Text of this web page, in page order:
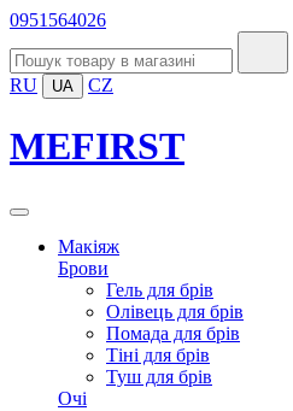
0951564026
RU UA CZ
MEFIRST
Макіяж
Брови
Гель для брів
Олівець для брів
Помада для брів
Тіні для брів
Туш для брів
Очі